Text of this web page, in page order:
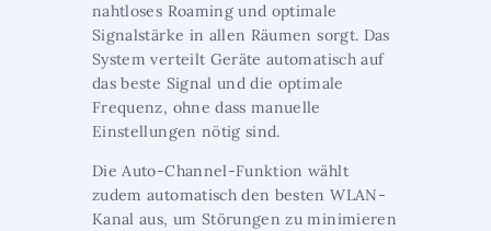
nahtloses Roaming und optimale
Signalstärke in allen Räumen sorgt. Das
System verteilt Geräte automatisch auf
das beste Signal und die optimale
Frequenz, ohne dass manuelle
Einstellungen nötig sind.
Die Auto-Channel-Funktion wählt
zudem automatisch den besten WLAN-
Kanal aus, um Störungen zu minimieren